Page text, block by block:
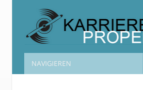
NAVIGIEREN